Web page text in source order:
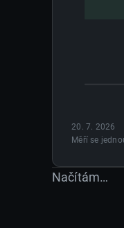
20. 7. 2026
Vývoj
20.
26.
Měří se
Načítám…